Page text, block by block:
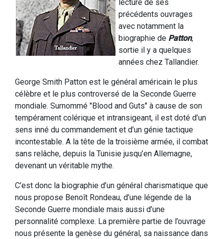
lecture de ses
précédents ouvrages
avec notamment la
biographie de Patton,
sortie il y a quelques
années chez Tallandier.
George Smith Patton est le général américain le plus
célèbre et le plus controversé de la Seconde Guerre
mondiale. Surnommé "Blood and Guts" à cause de son
tempérament colérique et intransigeant, il est doté d’un
sens inné du commandement et d’un génie tactique
incontestable. A la tête de la troisième armée, il combat
sans relâche, depuis la Tunisie jusqu’en Allemagne,
devenant un véritable mythe.
C’est donc la biographie d’un général charismatique que
nous propose Benoît Rondeau, d’une légende de la
Seconde Guerre mondiale mais aussi d’une
personnalité complexe. La première partie de l’ouvrage
nous présente la genèse du général, sa naissance dans